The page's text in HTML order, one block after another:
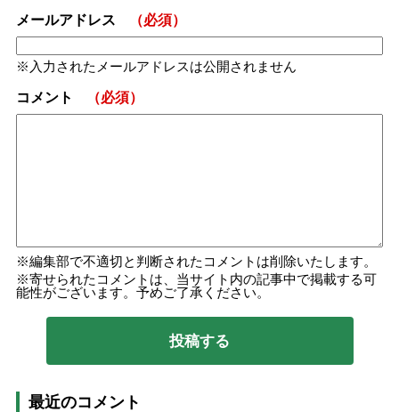
メールアドレス （必須）
入力されたメールアドレスは公開されません
コメント （必須）
編集部で不適切と判断されたコメントは削除いたします。
寄せられたコメントは、当サイト内の記事中で掲載する可
能性がございます。予めご了承ください。
最近のコメント